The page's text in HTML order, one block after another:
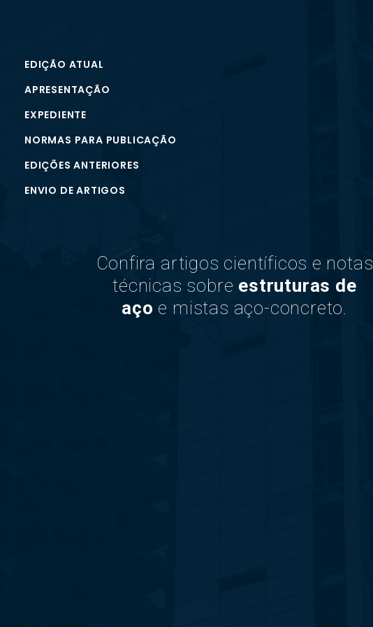
EDIÇÃO ATUAL
APRESENTAÇÃO
EXPEDIENTE
NORMAS PARA PUBLICAÇÃO
EDIÇÕES ANTERIORES
ENVIO DE ARTIGOS
Confira artigos científicos e notas
técnicas sobre estruturas de
aço e mistas aço-concreto.